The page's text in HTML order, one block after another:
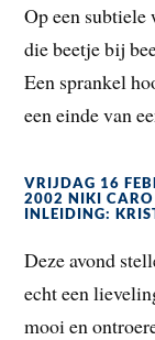
Op een subtiele
die beetje bij
Een sprankel
een einde van
VRIJDAG 16
2002 NIKI
INLEIDING:
Deze avond
echt een
mooi en